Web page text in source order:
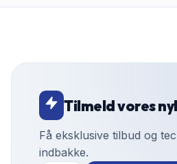
Tilmeld vores
Få eksklusive tilbud og
indbakke.